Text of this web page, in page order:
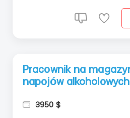
Pracownik na
napojów alkoholowych
3950 $